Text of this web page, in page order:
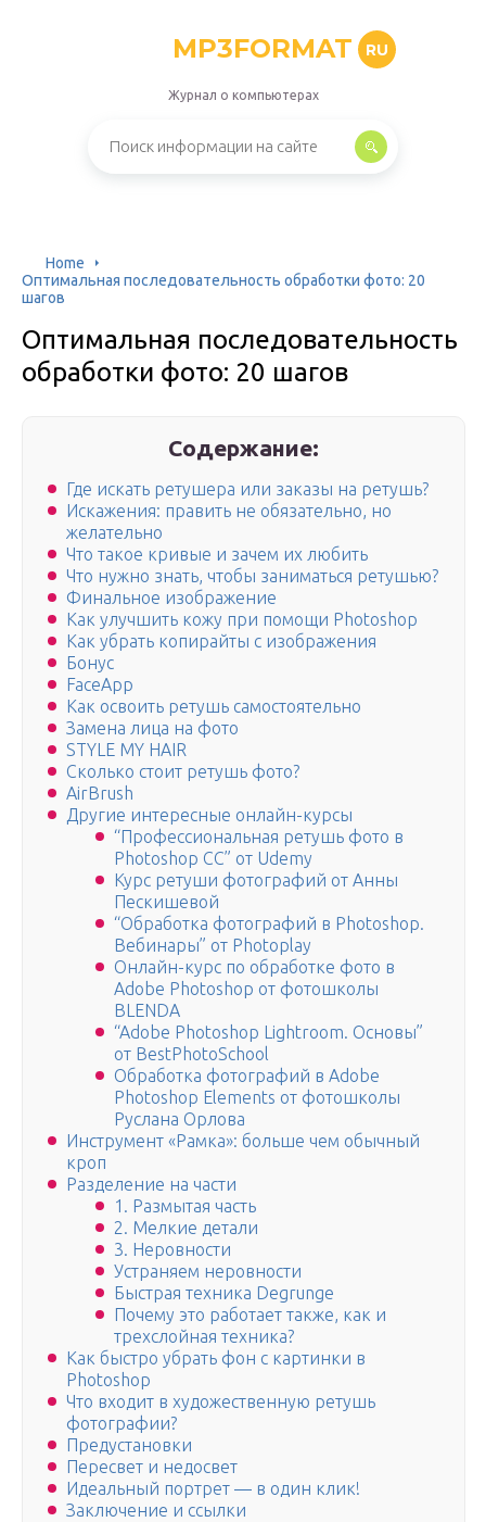
MP3FORMAT RU
Журнал о компьютерах
Home
Оптимальная последовательность обработки фото: 20
шагов
Оптимальная последовательность
обработки фото: 20 шагов
Содержание:
Где искать ретушера или заказы на ретушь?
Искажения: править не обязательно, но
желательно
Что такое кривые и зачем их любить
Что нужно знать, чтобы заниматься ретушью?
Финальное изображение
Как улучшить кожу при помощи Photoshop
Как убрать копирайты с изображения
Бонус
FaceApp
Как освоить ретушь самостоятельно
Замена лица на фото
STYLE MY HAIR
Сколько стоит ретушь фото?
AirBrush
Другие интересные онлайн-курсы
“Профессиональная ретушь фото в
Photoshop CC” от Udemy
Курс ретуши фотографий от Анны
Пескишевой
“Обработка фотографий в Photoshop.
Вебинары” от Photoplay
Онлайн-курс по обработке фото в
Adobe Photoshop от фотошколы
BLENDA
“Adobe Photoshop Lightroom. Основы”
от BestPhotoSchool
Обработка фотографий в Adobe
Photoshop Elements от фотошколы
Руслана Орлова
Инструмент «Рамка»: больше чем обычный
кроп
Разделение на части
1. Размытая часть
2. Мелкие детали
3. Неровности
Устраняем неровности
Быстрая техника Degrunge
Почему это работает также, как и
трехслойная техника?
Как быстро убрать фон с картинки в
Photoshop
Что входит в художественную ретушь
фотографии?
Предустановки
Пересвет и недосвет
Идеальный портрет — в один клик!
Заключение и ссылки